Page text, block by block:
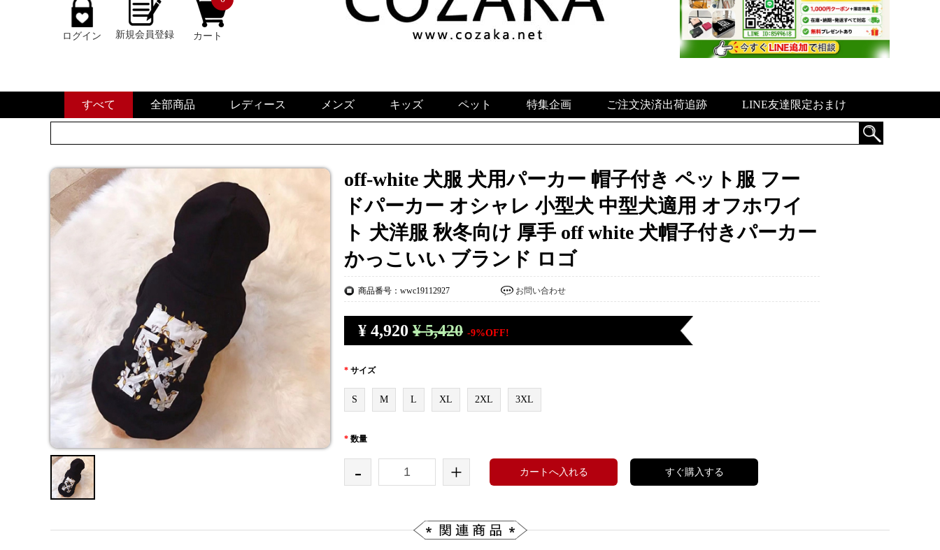
ログイン 新規会員登録 カート
すべて 全部商品 レディース メンズ キッズ ペット 特集企画 ご注文決済出荷追跡 LINE友達限定おまけ
off-white 犬服 犬用パーカー 帽子付き ペット服 フー
ドパーカー オシャレ 小型犬 中型犬適用 オフホワイ
ト 犬洋服 秋冬向け 厚手 off white 犬帽子付きパーカー
かっこいい ブランド ロゴ
商品番号：wwc19112927 お問い合わせ
¥ 4,920 ¥ 5,420 -9%OFF!
* サイズ
S M L XL 2XL 3XL
* 数量
- + カートへ入れる すぐ購入する